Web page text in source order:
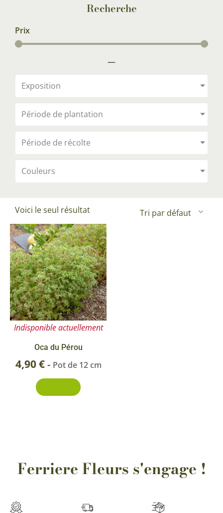
Recherche
Prix
—
Exposition
Période de plantation
Période de récolte
Couleurs
Voici le seul résultat
Indisponible actuellement
Oca du Pérou
4,90€- Pot de 12 cm
Ferriere Fleurs s'engage !